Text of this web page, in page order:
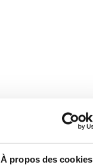
À propos des cookies